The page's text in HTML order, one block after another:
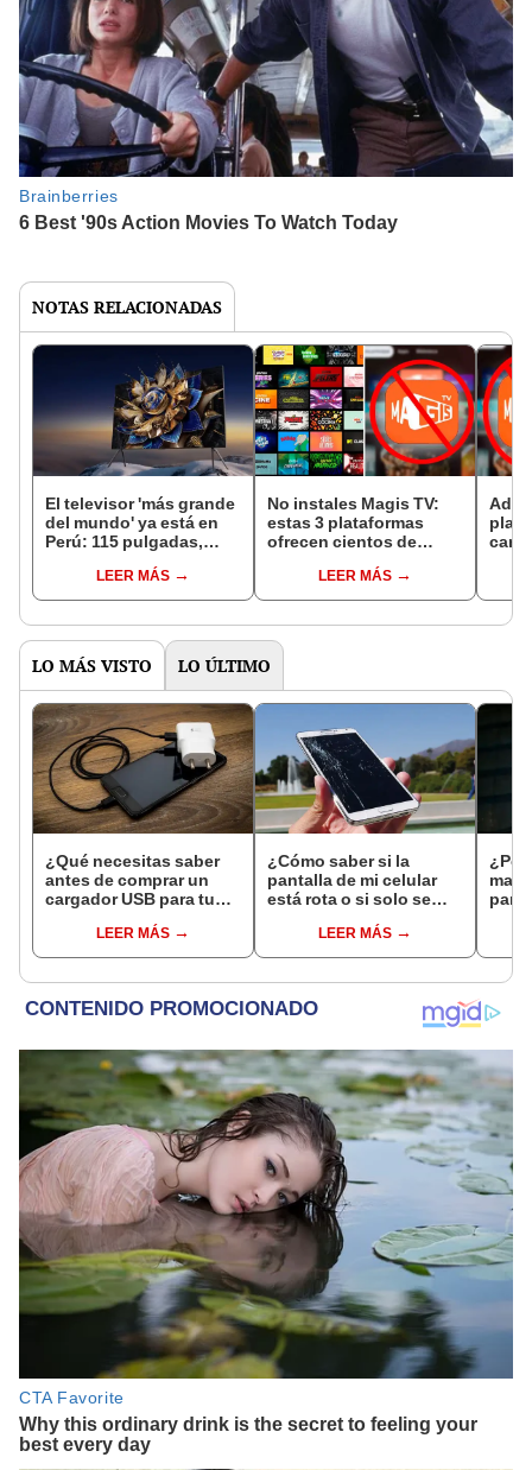
NOTAS RELACIONADAS
El televisor 'más grande
del mundo' ya está en
Perú: 115 pulgadas,
sonido envolvente de
película
LEER MÁS
No instales Magis TV:
estas 3 plataformas
ofrecen cientos de
celular o Smart TV
LEER MÁS
LO MÁS VISTO LO ÚLTIMO
¿Qué necesitas saber
antes de comprar un
cargador USB para tu
LEER MÁS
¿Cómo saber si la
pantalla de mi celular
está rota o si solo se
LEER MÁS
¿Por